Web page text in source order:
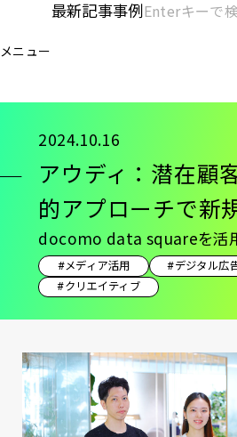
ン
ン
ツ
メニュー
[KC]
メ
イ
ン
最新記事事例
アウディ：潜在顧
的アプローチで新
docomo data squareを活
2024.10.16
#メディア活用
#デジタル広
#クリエイティブ